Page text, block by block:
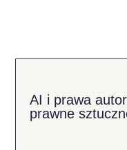
AI i prawa
prawne